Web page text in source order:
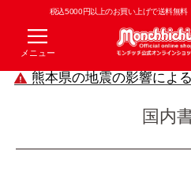
税込5000円以上のお買い上げで送料無料
メニュー
熊本県の地震の影響によ
国内